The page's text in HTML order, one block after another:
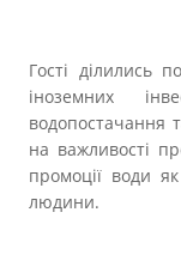
Гості ділились
іноземних
водопостачання
на важливості
промоції води
людини.